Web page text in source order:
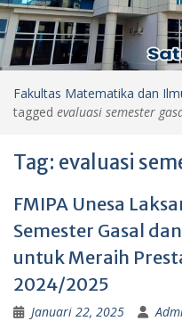
Fakultas Matematika dan
tagged evaluasi semester
Tag: evaluasi
FMIPA Unesa
Semester Gasal
untuk Meraih
2024/2025
Januari 22, 2025